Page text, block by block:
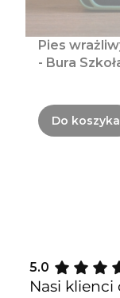
Pies
- Bura
Do koszyka
5.0
Nasi klienci